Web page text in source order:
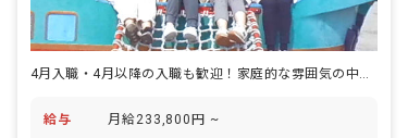
4月入職・4月以降の入職も歓迎！家庭的な雰囲気の中で保育をしませんか？
給与 月給233,800円 ~